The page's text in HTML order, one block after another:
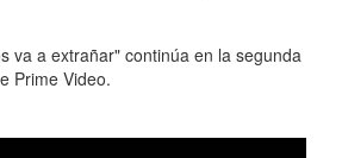
va a extrañar" continúa en la segunda
Prime Video.